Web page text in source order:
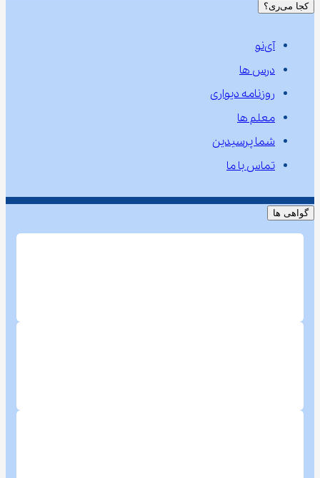
کجا می‌ری؟
آی‌نو
درس ها
روزنامه دیواری
معلم ها
شما پرسیدین
تماس با ما
گواهی ها